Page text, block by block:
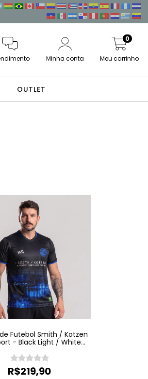
Minha conta Meu carrinho
0
OUTLET
Futebol Smith / Kotzen
- Black Light / White
R$219,90